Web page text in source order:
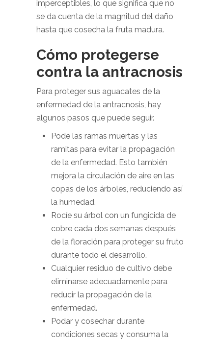
imperceptibles, lo que significa que no
se da cuenta de la magnitud del daño
hasta que cosecha la fruta madura.
Cómo protegerse
contra la antracnosis
Para proteger sus aguacates de la
enfermedad de la antracnosis, hay
algunos pasos que puede seguir.
Pode las ramas muertas y las
ramitas para evitar la propagación
de la enfermedad. Esto también
mejora la circulación de aire en las
copas de los árboles, reduciendo así
la humedad.
Rocíe su árbol con un fungicida de
cobre cada dos semanas después
de la floración para proteger su fruto
durante todo el desarrollo.
Cualquier residuo de cultivo debe
eliminarse adecuadamente para
reducir la propagación de la
enfermedad.
Podar y cosechar durante
condiciones secas y consuma la